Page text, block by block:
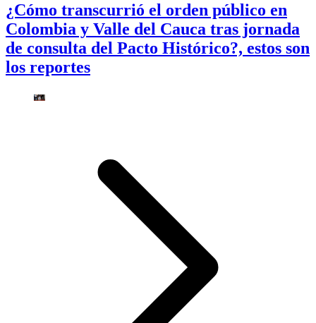
¿Cómo transcurrió el orden público en
Colombia y Valle del Cauca tras jornada
de consulta del Pacto Histórico?, estos son
los reportes